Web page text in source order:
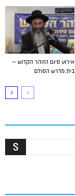
אירוע סיום הזוהר הקדוש –
בית מדרש הסולם